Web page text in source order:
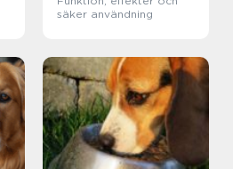
säker användning